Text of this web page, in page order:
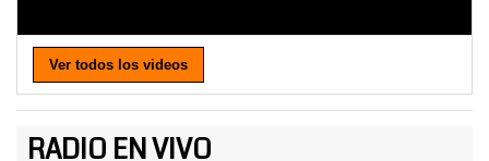
Ver todos los videos
RADIO EN VIVO